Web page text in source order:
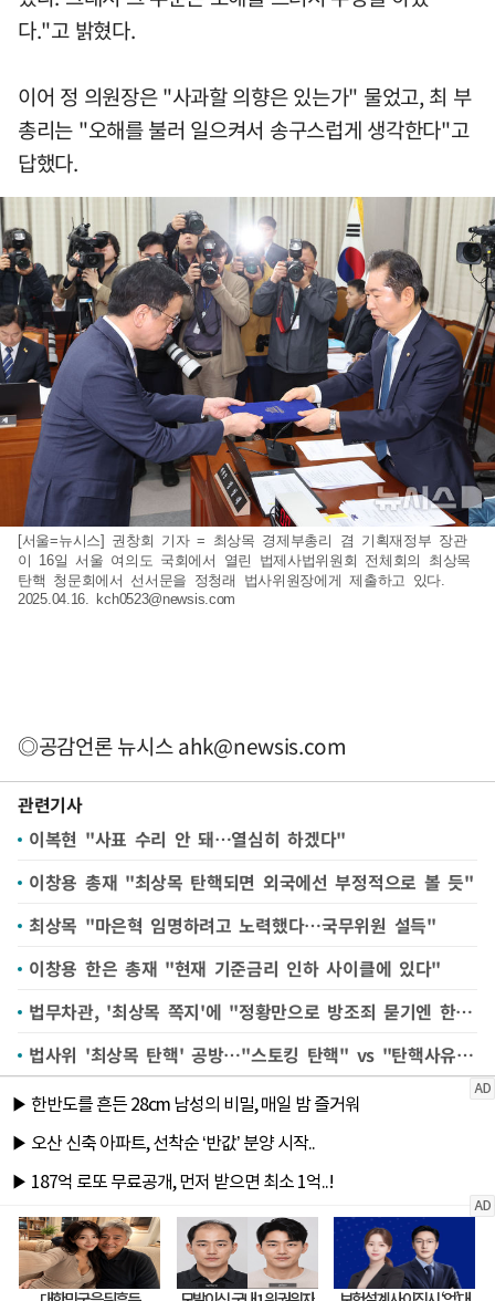
다."고 밝혔다.
이어 정 의원장은 "사과할 의향은 있는가" 물었고, 최 부
총리는 "오해를 불러 일으켜서 송구스럽게 생각한다"고
답했다.
[서울=뉴시스] 권창회 기자 = 최상목 경제부총리 겸 기획재정부 장관
이 16일 서울 여의도 국회에서 열린 법제사법위원회 전체회의 최상목
탄핵 청문회에서 선서문을 정청래 법사위원장에게 제출하고 있다.
2025.04.16. kch0523@newsis.com
◎공감언론 뉴시스ahk@newsis.com
관련기사
이복현 "사표 수리 안 돼…열심히 하겠다"
이창용 총재 "최상목 탄핵되면 외국에선 부정적으로 볼 듯"
최상목 "마은혁 임명하려고 노력했다…국무위원 설득"
이창용 한은 총재 "현재 기준금리 인하 사이클에 있다"
법무차관, '최상목 쪽지'에 "정황만으로 방조죄 묻기엔 한계"
법사위 '최상목 탄핵' 공방…"스토킹 탄핵" vs "탄핵사유 넘쳐"